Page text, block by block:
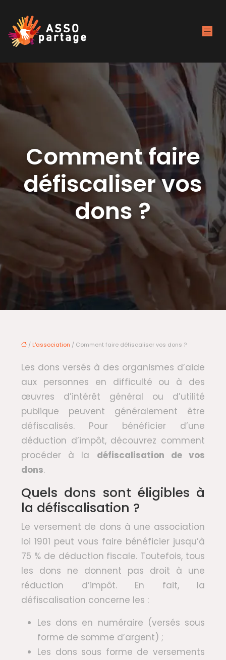
Comment faire
défiscaliser vos
dons ?
/ L'association / Comment faire défiscaliser vos dons ?
Les dons versés à des organismes d’aide
aux personnes en difficulté ou à des
œuvres d’intérêt général ou d’utilité
publique peuvent généralement être
défiscalisés. Pour bénéficier d’une
déduction d’impôt, découvrez comment
procéder à la défiscalisation de vos
dons.
Quels dons sont éligibles à
la défiscalisation ?
Le versement de dons à une association
loi 1901 peut vous faire bénéficier jusqu’à
75 % de déduction fiscale. Toutefois, tous
les dons ne donnent pas droit à une
réduction d’impôt. En fait, la
défiscalisation concerne les :
Les dons en numéraire (versés sous
forme de somme d’argent) ;
Les dons sous forme de versements